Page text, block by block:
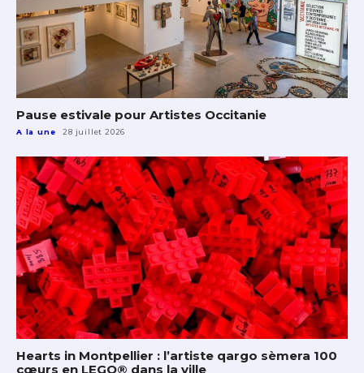
Pause estivale pour Artistes Occitanie
A la une 28 juillet 2026
Hearts in Montpellier : l’artiste qargo sèmera 100
cœurs en LEGO® dans la ville